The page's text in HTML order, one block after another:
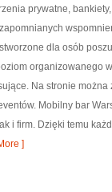
prywatne,
dla osób
organizowanego
Na stronie
Mobilny bar
i firm. Dzięki temu
]